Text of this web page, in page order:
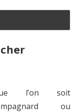
l’on soit
ou